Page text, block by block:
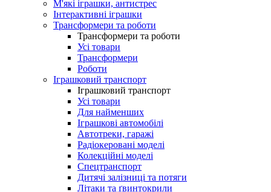
М'які іграшки, антистрес
Інтерактивні іграшки
Трансформери та роботи
Трансформери та роботи
Усі товари
Трансформери
Роботи
Іграшковий транспорт
Іграшковий транспорт
Усі товари
Для найменших
Іграшкові автомобілі
Автотреки, гаражі
Радіокеровані моделі
Колекційні моделі
Спецтранспорт
Дитячі залізниці та потяги
Літаки та ґвинтокрили